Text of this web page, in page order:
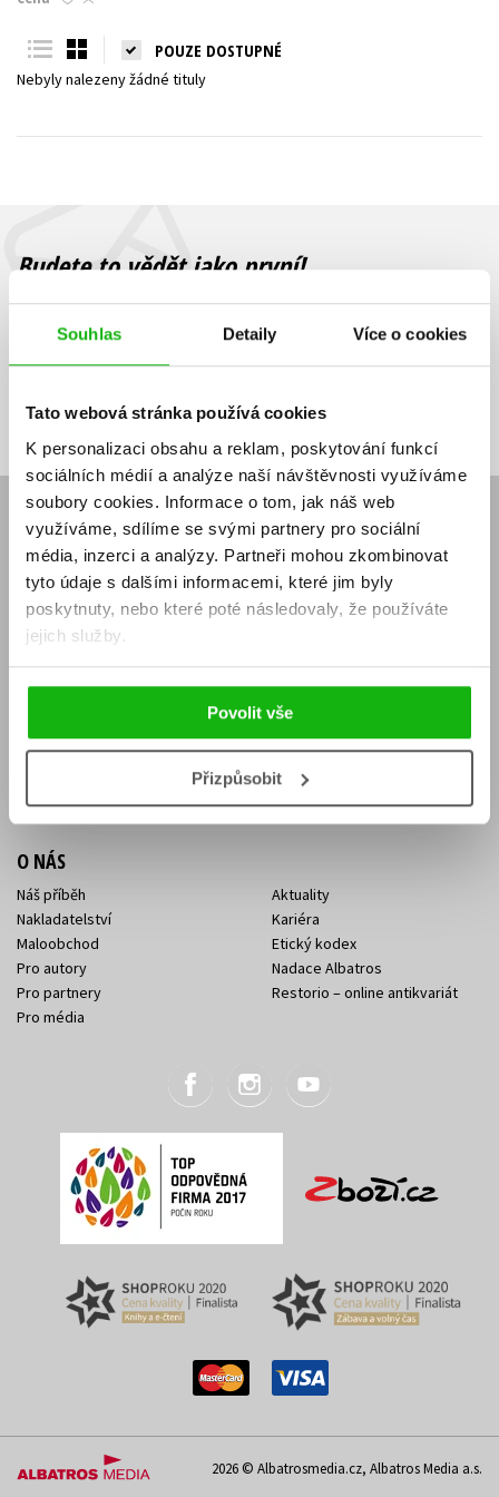
Souhlas Detaily Více o cookies
Tato webová stránka používá cookies
K personalizaci obsahu a reklam, poskytování funkcí
sociálních médií a analýze naší návštěvnosti využíváme
soubory cookies. Informace o tom, jak náš web
využíváme, sdílíme se svými partnery pro sociální
média, inzerci a analýzy. Partneři mohou zkombinovat
tyto údaje s dalšími informacemi, které jim byly
poskytnuty, nebo které poté následovaly, že používáte
jejich služby.
Povolit vše
Přizpůsobit
Young adult (SK)
Všechny tituly
POUZE DOSTUPNÉ
Nebyly nalezeny žádné tituly
Budete to vědět jako první!
Zajímá Vás, jaký knižní hit právě vychází, na jaké zboží je výhodná
sleva, jaká běží soutěž o ceny? Přihlášením k odběru našich e-
souhlasíte se zpracováním osobních údajů
mailová
adresa
mailová
adresa
Vaše e-mailová adresa Přihlásit se
E-SHOP
Aktuality
Naši autoři
Obchodní podmínky
Jak nakoupit
Knižní novinky
Dárkové poukazy
Affiliate program
KONTAKTY
Sídlo společnosti
Kontakty Albatros Media
O NÁS
Náš příběh
Nakladatelství
Maloobchod
Pro autory
Pro partnery
Pro média
Aktuality
Kariéra
Etický kodex
Nadace Albatros
Restorio – online antikvariát
2026 © Albatrosmedia.cz, Albatros Media a.s.